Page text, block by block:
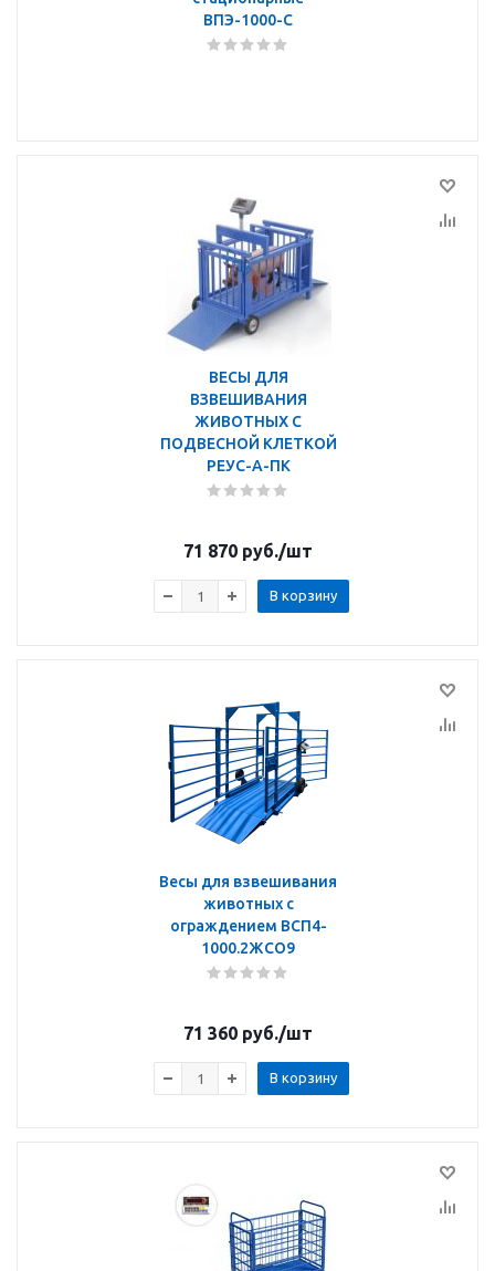
ВПЭ-1000-С
ВЕСЫ ДЛЯ
ВЗВЕШИВАНИЯ
ЖИВОТНЫХ С
ПОДВЕСНОЙ КЛЕТКОЙ
РЕУС-А-ПК
71 870 руб./шт
В корзину
Весы для взвешивания
животных с
ограждением ВСП4-
1000.2ЖСО9
71 360 руб./шт
В корзину